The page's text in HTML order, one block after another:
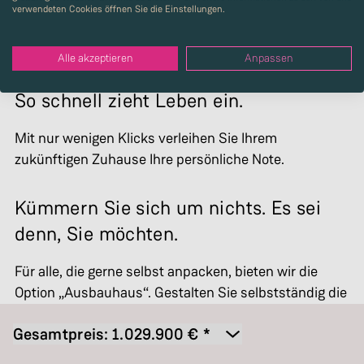
So schnell zieht Leben ein.
Mit nur wenigen Klicks verleihen Sie Ihrem
zukünftigen Zuhause Ihre persönliche Note.
Kümmern Sie sich um nichts. Es sei
denn, Sie möchten.
Für alle, die gerne selbst anpacken, bieten wir die
Option „Ausbauhaus“. Gestalten Sie selbstständig die
Gesamtpreis:1.029.900 € *
verwendeten Cookies öffnen Sie die Einstellungen.
Alle akzeptieren Anpassen